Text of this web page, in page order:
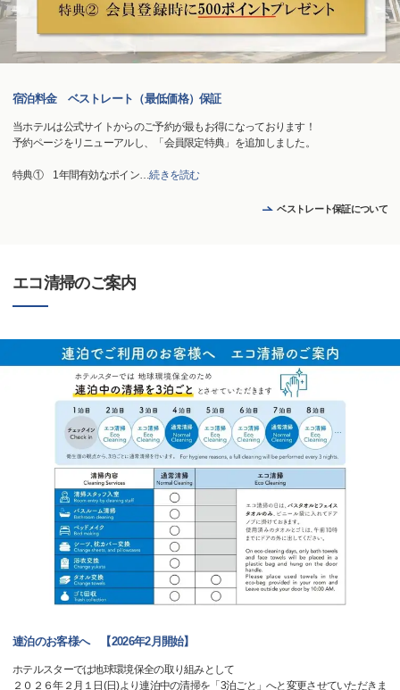
宿泊料金 ベストレート（最低価格）保証
当ホテルは公式サイトからのご予約が最もお得になっております！
予約ページをリニューアルし、「会員限定特典」を追加しました。
特典① 1年間有効なポイン…続きを読む
ベストレート保証について
エコ清掃のご案内
連泊のお客様へ 【2026年2月開始】
ホテルスターでは地球環境保全の取り組みとして
２０２６年２月１日(日)より連泊中の清掃を「3泊ごと」へと変更させていただきま